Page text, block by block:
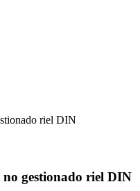
gestionado riel DIN